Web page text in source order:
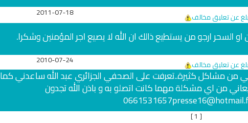
عن تعليق مخالف 2011-07-18
السحر ارجو من يستطيع ذالك ان الله لا يصيع اجر المؤمنين وشكرا.
عن تعليق مخالف 2010-07-24
من مشاكل كثيرة..تعرفت على الصحفي الجزائري عبد الله ساعدني كما
من اي مشكلة مهما كانت اتصلو به و باذن الله تجدون
[
]